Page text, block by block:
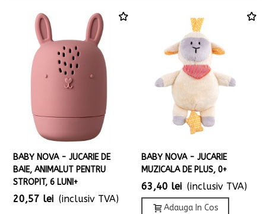
BABY NOVA - JUCARIE DE
BAIE, ANIMALUT PENTRU
STROPIT, 6 LUNI+
20,57 lei (inclusiv TVA)
BABY NOVA - JUCARIE
MUZICALA DE PLUS, 0+
63,40 lei (inclusiv TVA)
Adauga In Cos